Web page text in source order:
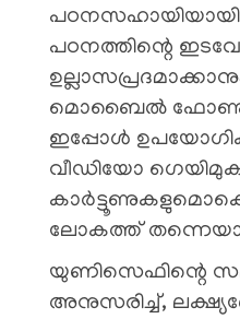
പഠനസഹായിയായി
പഠനത്തിന്റെ
മൊബൈൽ
ഇപ്പോൾ
വീഡിയോ
ലോകത്ത്
യുണിസെഫിന്റെ
അനുസരിച്ച്,